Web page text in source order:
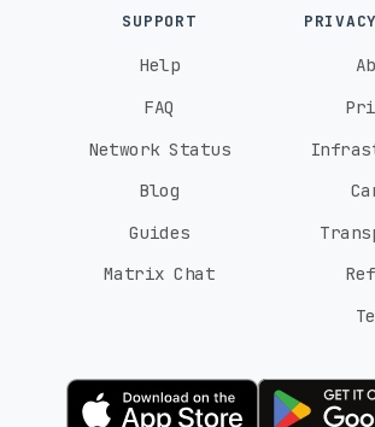
SUPPORT
Help
FAQ
Network Status
Blog
Guides
Matrix Chat